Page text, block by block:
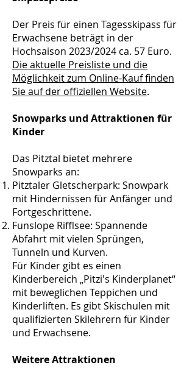
Der Preis für einen Tagesskipass für
Erwachsene beträgt in der
Hochsaison 2023/2024 ca. 57 Euro.
Die aktuelle Preisliste und die
Möglichkeit zum Online-Kauf finden
Sie auf der offiziellen Website.
Snowparks und Attraktionen für
Kinder
Das Pitztal bietet mehrere
Snowparks an:
Pitztaler Gletscherpark: Snowpark
mit Hindernissen für Anfänger und
Fortgeschrittene.
Funslope Rifflsee: Spannende
Abfahrt mit vielen Sprüngen,
Tunneln und Kurven.
Für Kinder gibt es einen
Kinderbereich „Pitzi's Kinderplanet“
mit beweglichen Teppichen und
Kinderliften. Es gibt Skischulen mit
qualifizierten Skilehrern für Kinder
und Erwachsene.
Weitere Attraktionen